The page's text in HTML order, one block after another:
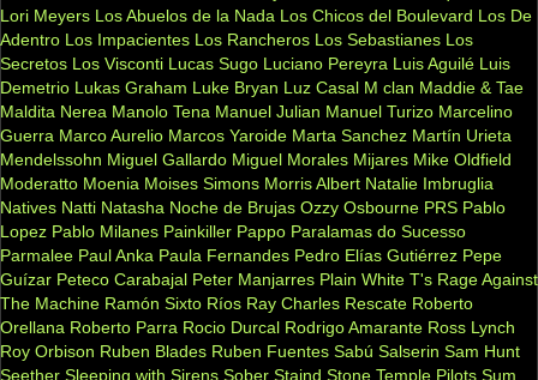
Lori Meyers Los Abuelos de la Nada Los Chicos del Boulevard Los De
Adentro Los Impacientes Los Rancheros Los Sebastianes Los
Secretos Los Visconti Lucas Sugo Luciano Pereyra Luis Aguilé Luis
Demetrio Lukas Graham Luke Bryan Luz Casal M clan Maddie & Tae
Maldita Nerea Manolo Tena Manuel Julian Manuel Turizo Marcelino
Guerra Marco Aurelio Marcos Yaroide Marta Sanchez Martín Urieta
Mendelssohn Miguel Gallardo Miguel Morales Mijares Mike Oldfield
Moderatto Moenia Moises Simons Morris Albert Natalie Imbruglia
Natives Natti Natasha Noche de Brujas Ozzy Osbourne PRS Pablo
Lopez Pablo Milanes Painkiller Pappo Paralamas do Sucesso
Parmalee Paul Anka Paula Fernandes Pedro Elías Gutiérrez Pepe
Guízar Peteco Carabajal Peter Manjarres Plain White T's Rage Against
The Machine Ramón Sixto Ríos Ray Charles Rescate Roberto
Orellana Roberto Parra Rocio Durcal Rodrigo Amarante Ross Lynch
Roy Orbison Ruben Blades Ruben Fuentes Sabú Salserin Sam Hunt
Seether Sleeping with Sirens Sober Staind Stone Temple Pilots Sum